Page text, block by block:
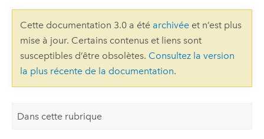
Cette documentation 3.0 a été archivéeet n’est plus
mise à jour. Certains contenus et liens sont
susceptibles d’être obsolètes. Consultez la version
la plus récente de la documentation.
Dans cette rubrique